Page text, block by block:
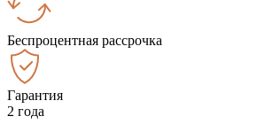
Беспроцентная рассрочка
Гарантия
2 года